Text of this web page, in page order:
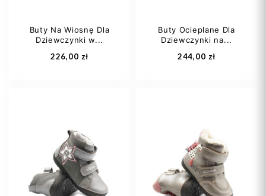
Dodaj do koszyka Dodaj do koszyka
Buty Na Wiosnę Dla
Dziewczynki w...
226,00 zł
22 24
Buty Ocieplane Dla
Dziewczynki na...
244,00 zł
21 22